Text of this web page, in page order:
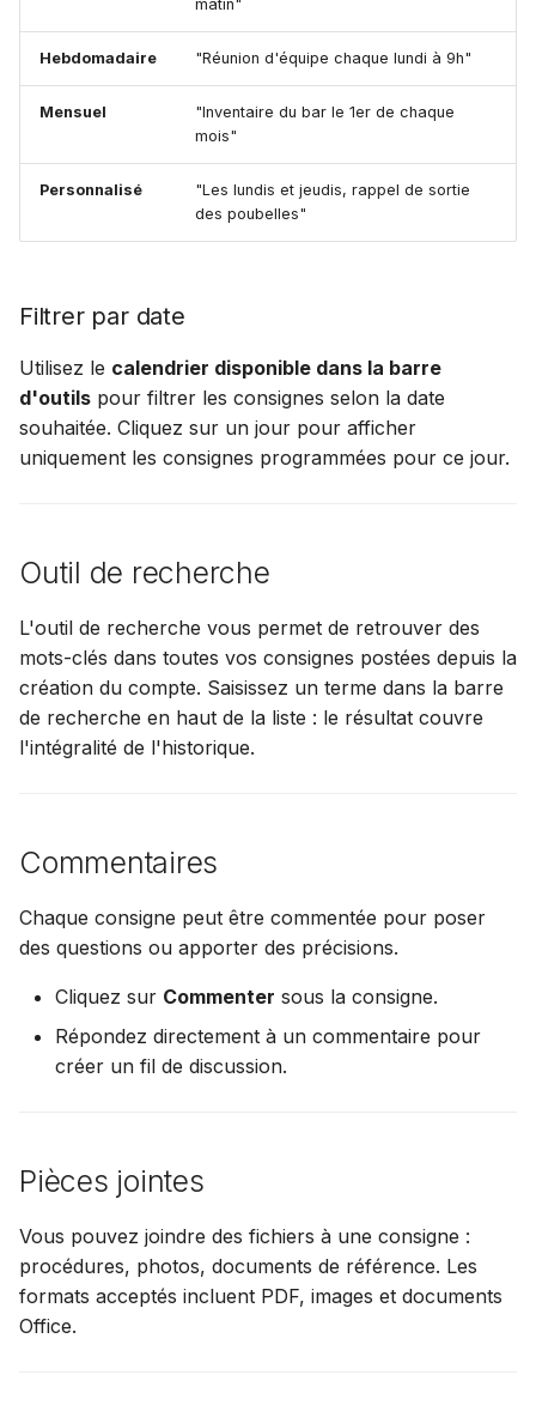
matin"
Hebdomadaire "Réunion d'équipe chaque lundi à 9h"
Mensuel
"Inventaire du bar le 1er de chaque
mois"
Personnalisé
"Les lundis et jeudis, rappel de sortie
des poubelles"
Filtrer par date
Utilisez le calendrier disponible dans la barre
d'outils pour filtrer les consignes selon la date
souhaitée. Cliquez sur un jour pour afficher
uniquement les consignes programmées pour ce jour.
Outil de recherche
L'outil de recherche vous permet de retrouver des
mots-clés dans toutes vos consignes postées depuis la
création du compte. Saisissez un terme dans la barre
de recherche en haut de la liste : le résultat couvre
l'intégralité de l'historique.
Commentaires
Chaque consigne peut être commentée pour poser
des questions ou apporter des précisions.
Cliquez sur Commenter sous la consigne.
Répondez directement à un commentaire pour
créer un fil de discussion.
Pièces jointes
Vous pouvez joindre des fichiers à une consigne :
procédures, photos, documents de référence. Les
formats acceptés incluent PDF, images et documents
Office.